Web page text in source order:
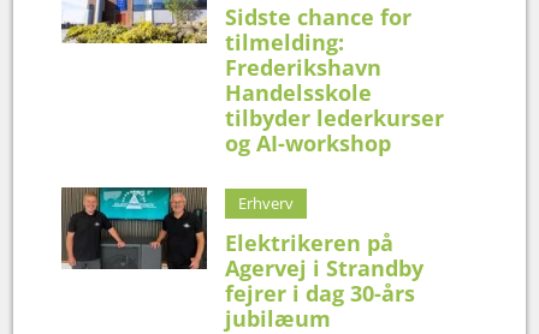
Sidste chance for
tilmelding:
Frederikshavn
Handelsskole
tilbyder lederkurser
og AI-workshop
Erhverv
Elektrikeren på
Agervej i Strandby
fejrer i dag 30-års
jubilæum